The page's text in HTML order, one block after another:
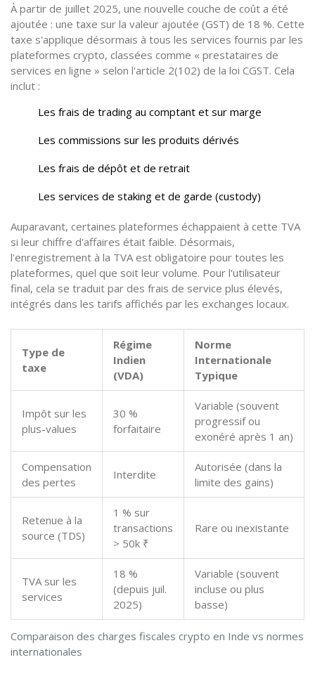
À partir de juillet 2025, une nouvelle couche de coût a été
ajoutée : une taxe sur la valeur ajoutée (GST) de 18 %. Cette
taxe s'applique désormais à tous les services fournis par les
plateformes crypto, classées comme « prestataires de
services en ligne » selon l'article 2(102) de la loi CGST. Cela
inclut :
Les frais de trading au comptant et sur marge
Les commissions sur les produits dérivés
Les frais de dépôt et de retrait
Les services de staking et de garde (custody)
Auparavant, certaines plateformes échappaient à cette TVA
si leur chiffre d'affaires était faible. Désormais,
l'enregistrement à la TVA est obligatoire pour toutes les
plateformes, quel que soit leur volume. Pour l'utilisateur
final, cela se traduit par des frais de service plus élevés,
intégrés dans les tarifs affichés par les exchanges locaux.
Comparaison des charges fiscales crypto en Inde vs normes
internationales
Type de
taxe
Régime
Indien
(VDA)
Norme
Internationale
Typique
Impôt sur les
plus-values
30 %
forfaitaire
Variable (souvent
progressif ou
exonéré après 1 an)
Compensation
des pertes
Interdite
Autorisée (dans la
limite des gains)
Retenue à la
source (TDS)
1 % sur
transactions
> 50k ₹
Rare ou inexistante
TVA sur les
services
18 %
(depuis juil.
2025)
Variable (souvent
incluse ou plus
basse)